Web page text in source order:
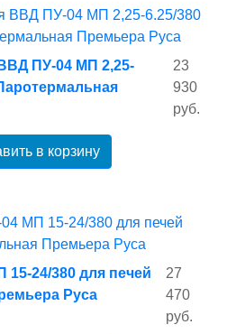
ПУ-04 МП 2,25-
23
930
руб.
в корзину
15-24/380 для печей
Руса
27
470
руб.